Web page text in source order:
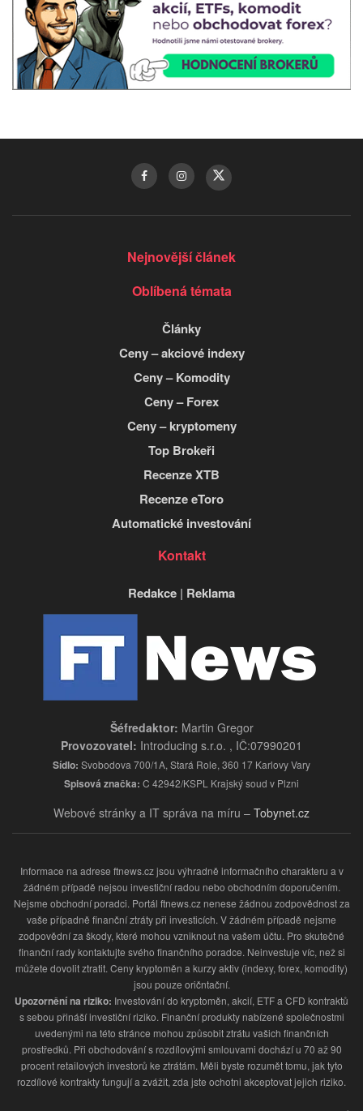
Nejnovější článek
Oblíbená témata
Články
Ceny – akciové indexy
Ceny – Komodity
Ceny – Forex
Ceny – kryptomeny
Top Brokeři
Recenze XTB
Recenze eToro
Automatické investování
Kontakt
Redakce | Reklama
Šéfredaktor: Martin Gregor
Provozovatel: Introducing s.r.o. , IČ:07990201
Sídlo: Svobodova 700/1A, Stará Role, 360 17 Karlovy Vary
Spisová značka: C 42942/KSPL Krajský soud v Plzni
Webové stránky a IT správa na míru – Tobynet.cz
Informace na adrese ftnews.cz jsou výhradně informačního charakteru a v
žádném případě nejsou investiční radou nebo obchodním doporučením.
Nejsme obchodní poradci. Portál ftnews.cz nenese žádnou zodpovědnost za
vaše případně finanční ztráty při investicích. V žádném případě nejsme
zodpovědní za škody, které mohou vzniknout na vašem účtu. Pro skutečné
finanční rady kontaktujte svého finančního poradce. Neinvestuje víc, než si
můžete dovolit ztratit. Ceny kryptoměn a kurzy aktiv (indexy, forex, komodity)
jsou pouze oričntační.
Upozornění na riziko: Investování do kryptoměn, akcií, ETF a CFD kontraktů
s sebou přináší investiční riziko. Finanční produkty nabízené společnostmi
uvedenými na této stránce mohou způsobit ztrátu vašich finančních
prostředků. Při obchodování s rozdílovými smlouvami dochází u 70 až 90
procent retailových investorů ke ztrátám. Měli byste rozumět tomu, jak tyto
rozdílové kontrakty fungují a zvážit, zda jste ochotni akceptovat jejich riziko.